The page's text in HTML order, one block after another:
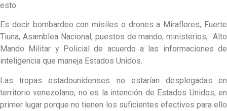
esto.
Es decir bombardeo con misiles o drones a Miraflores, Fuerte
Tiuna, Asamblea Nacional, puestos de mando, ministerios, Alto
Mando Militar y Policial de acuerdo a las informaciones de
inteligencia que maneja Estados Unidos.
Las tropas estadounidenses no estarían desplegadas en
territorio venezolano, no es la intención de Estados Unidos, en
primer lugar porque no tienen los suficientes efectivos para ello